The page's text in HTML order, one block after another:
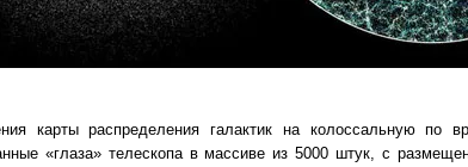
карты распределения галактик на колоссальную по
«глаза» телескопа в массиве из 5000 штук, с